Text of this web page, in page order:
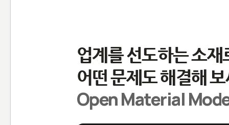
업계를 선도하는 소재
어떤 문제도 해결해
Open Material